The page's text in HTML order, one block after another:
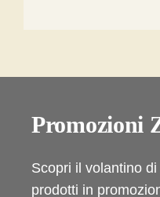
Promozioni
Scopri il volantino
prodotti in